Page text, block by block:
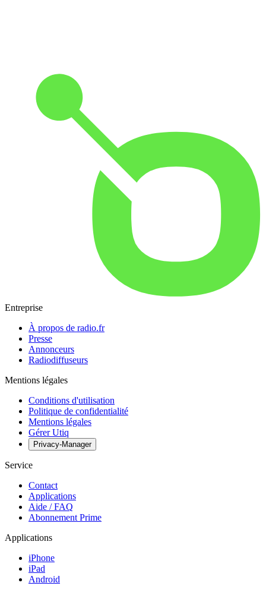
Entreprise
À propos de radio.fr
Presse
Annonceurs
Radiodiffuseurs
Mentions légales
Conditions d'utilisation
Politique de confidentialité
Mentions légales
Gérer Utiq
Privacy-Manager
Service
Contact
Applications
Aide / FAQ
Abonnement Prime
Applications
iPhone
iPad
Android